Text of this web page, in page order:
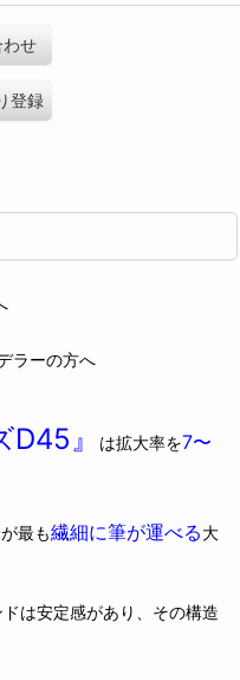
せ
登録
ラーの方へ
』 は拡大率を7〜
が最も繊細に筆が運べる大
は安定感があり、その構造